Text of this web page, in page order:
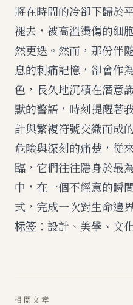
將在時間的冷卻下歸於
褪去，被高溫燙傷的細
然更迭。然而，那份伴
息的刺痛記憶，卻會作
色，長久地沉積在潛意
默的警語，時刻提醒著
計與繁複符號交織而成
危險與深刻的痛楚，從
臨，它們往往隱身於最
中，在一個不經意的瞬
式，完成一次對生命邊
标签：設計、美學、文
相關文章